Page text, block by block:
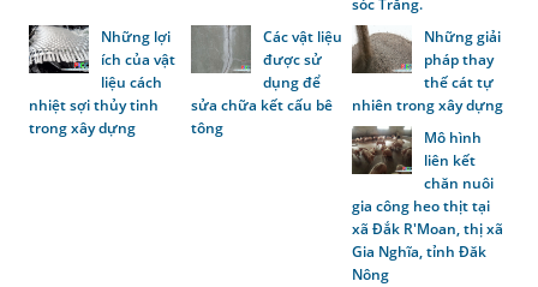
sóc Trăng.
Những lợi
ích của vật
liệu cách
nhiệt sợi thủy tinh
trong xây dựng
Các vật liệu
được sử
dụng để
sửa chữa kết cấu bê
tông
Những giải
pháp thay
thế cát tự
nhiên trong xây dựng
Mô hình
liên kết
chăn nuôi
gia công heo thịt tại
xã Đắk R'Moan, thị xã
Gia Nghĩa, tỉnh Đăk
Nông